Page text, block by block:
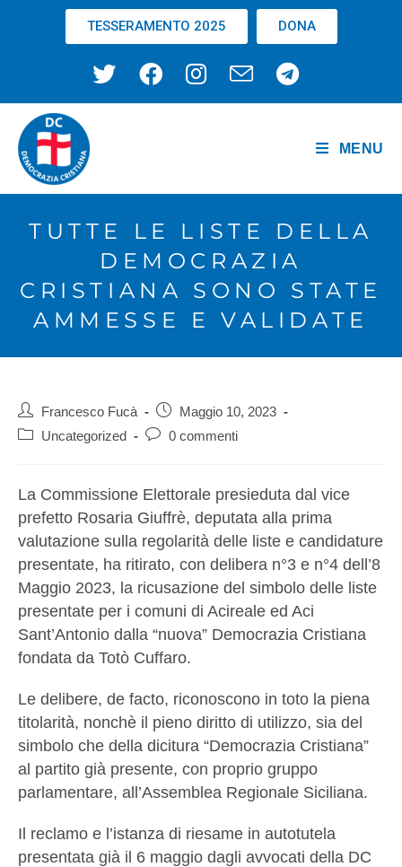
TESSERAMENTO 2025 DONA
MENU
TUTTE LE LISTE DELLA
DEMOCRAZIA
CRISTIANA SONO STATE
AMMESSE E VALIDATE
Francesco Fucà
Maggio 10, 2023
Uncategorized
0 commenti
La Commissione Elettorale presieduta dal vice
prefetto Rosaria Giuffrè, deputata alla prima
valutazione sulla regolarità delle liste e candidature
presentate, ha ritirato, con delibera n°3 e n°4 dell’8
Maggio 2023, la ricusazione del simbolo delle liste
presentate per i comuni di Acireale ed Aci
Sant’Antonio dalla “nuova” Democrazia Cristiana
fondata da Totò Cuffaro.
Le delibere, de facto, riconoscono in toto la piena
titolarità, nonchè il pieno diritto di utilizzo, sia del
simbolo che della dicitura “Democrazia Cristiana”
al partito già presente, con proprio gruppo
parlamentare, all’Assemblea Regionale Siciliana.
Il reclamo e l’istanza di riesame in autotutela
presentata già il 6 maggio dagli avvocati della DC